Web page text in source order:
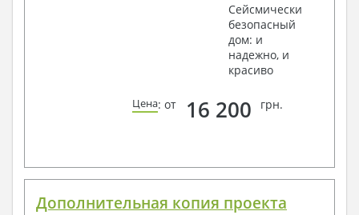
Сейсмически
безопасный
дом: и
надежно, и
красиво
Цена: от 16 200 грн.
Дополнительная копия проекта